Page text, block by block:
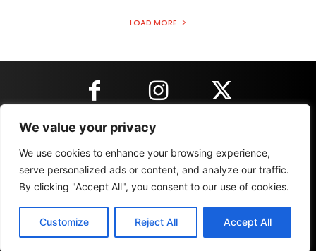
We value your privacy
We use cookies to enhance your browsing experience,
serve personalized ads or content, and analyze our traffic.
By clicking "Accept All", you consent to our use of cookies.
Customize Reject All Accept All
LOAD MORE
KONTAKT INFORMACIJE
IMPRESSUM MARKETING REZULTATI